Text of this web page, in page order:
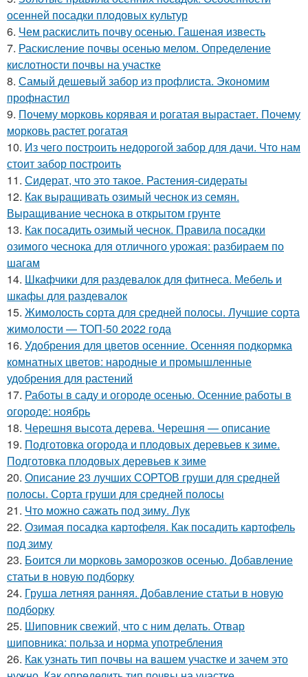
осенней посадки плодовых культур
6. Чем раскислить почву осенью. Гашеная известь
7. Раскисление почвы осенью мелом. Определение
кислотности почвы на участке
8. Самый дешевый забор из профлиста. Экономим
профнастил
9. Почему морковь корявая и рогатая вырастает. Почему
морковь растет рогатая
10. Из чего построить недорогой забор для дачи. Что нам
стоит забор построить
11. Сидерат, что это такое. Растения-сидераты
12. Как выращивать озимый чеснок из семян.
Выращивание чеснока в открытом грунте
13. Как посадить озимый чеснок. Правила посадки
озимого чеснока для отличного урожая: разбираем по
шагам
14. Шкафчики для раздевалок для фитнеса. Мебель и
шкафы для раздевалок
15. Жимолость сорта для средней полосы. Лучшие сорта
жимолости — ТОП-50 2022 года
16. Удобрения для цветов осенние. Осенняя подкормка
комнатных цветов: народные и промышленные
удобрения для растений
17. Работы в саду и огороде осенью. Осенние работы в
огороде: ноябрь
18. Черешня высота дерева. Черешня — описание
19. Подготовка огорода и плодовых деревьев к зиме.
Подготовка плодовых деревьев к зиме
20. Описание 23 лучших СОРТОВ груши для средней
полосы. Сорта груши для средней полосы
21. Что можно сажать под зиму. Лук
22. Озимая посадка картофеля. Как посадить картофель
под зиму
23. Боится ли морковь заморозков осенью. Добавление
статьи в новую подборку
24. Груша летняя ранняя. Добавление статьи в новую
подборку
25. Шиповник свежий, что с ним делать. Отвар
шиповника: польза и норма употребления
26. Как узнать тип почвы на вашем участке и зачем это